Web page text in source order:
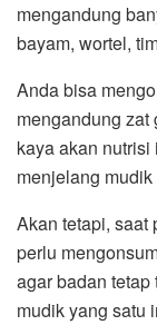
mengandung
bayam, wortel,
Anda bisa
mengandung zat
kaya akan
menjelang mudik
Akan tetapi, saat
perlu
agar badan
mudik yang satu